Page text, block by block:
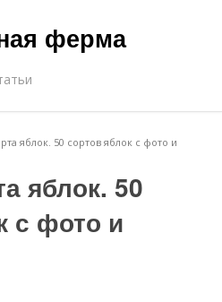
ферма
яблок. 50 сортов яблок с фото и
яблок. 50
с фото и